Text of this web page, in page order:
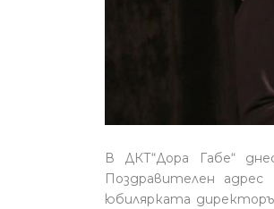
В ДКТ“Дора Габе“
Поздравителен
юбилярката